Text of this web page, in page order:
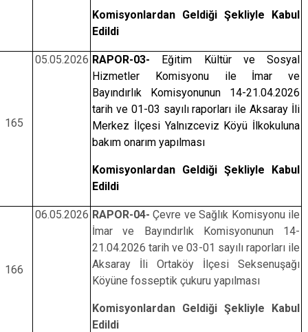
Komisyonlardan Geldiği Şekliyle Kabul
Edildi
165
05.05.2026 RAPOR-03- Eğitim Kültür ve Sosyal
Hizmetler Komisyonu ile İmar ve
Bayındırlık
Komisyonunun 14-21.04.2026
tarih ve 01-03 sayılı raporları ile Aksaray İli
Merkez İlçesi Yalnızceviz Köyü İlkokuluna
bakım onarım yapılması
Komisyonlardan Geldiği Şekliyle Kabul
Edildi
166
06.05.2026 RAPOR-04-Çevre ve Sağlık Komisyonu ile
İmar ve Bayındırlık Komisyonunun 14-
21.04.2026 tarih ve 03-01 sayılı raporları ile
Aksaray İli Ortaköy İlçesi Seksenuşağı
Köyüne fosseptik çukuru yapılması
Komisyonlardan Geldiği Şekliyle Kabul
Edildi